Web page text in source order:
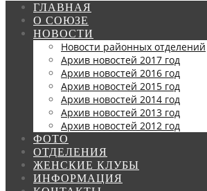
ГЛАВНАЯ
О СОЮЗЕ
НОВОСТИ
Новости районных отделений
Архив новостей 2017 год
Архив новостей 2016 год
Архив новостей 2015 год
Архив новостей 2014 год
Архив новостей 2013 год
Архив новостей 2012 год
ФОТО
ОТДЕЛЕНИЯ
ЖЕНСКИЕ КЛУБЫ
ИНФОРМАЦИЯ